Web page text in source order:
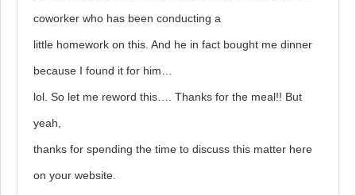
coworker who has been conducting a
little homework on this. And he in fact bought me dinner
because I found it for him…
lol. So let me reword this…. Thanks for the meal!! But
yeah,
thanks for spending the time to discuss this matter here
on your website.